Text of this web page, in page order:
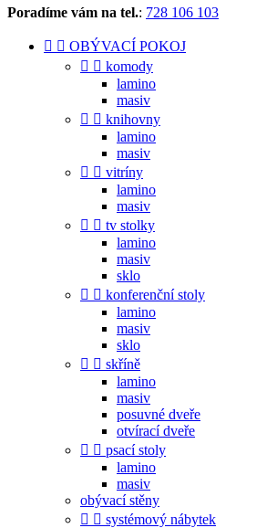
Poradíme vám na tel.: 728 106 103
  OBÝVACÍ POKOJ
  komody
lamino
masiv
  knihovny
lamino
masiv
  vitríny
lamino
masiv
  tv stolky
lamino
masiv
sklo
  konferenční stoly
lamino
masiv
sklo
  skříně
lamino
masiv
posuvné dveře
otvírací dveře
  psací stoly
lamino
masiv
obývací stěny
  systémový nábytek